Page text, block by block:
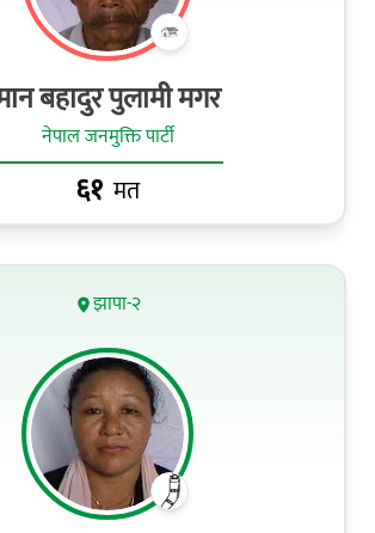
बहादुर पुलामी मगर
नेपाल जनमुक्ति पार्टी
६१ मत
झापा-२